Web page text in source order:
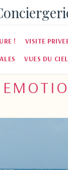
! VISITE
VUES DU CIEL